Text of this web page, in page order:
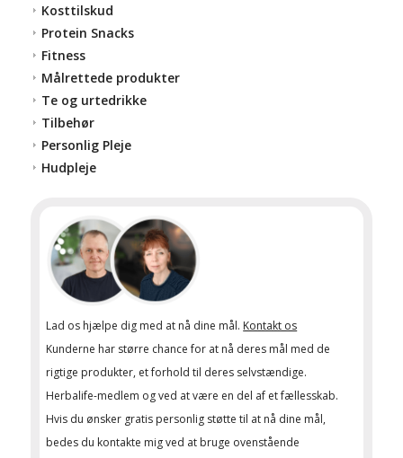
Kosttilskud
Protein Snacks
Fitness
Målrettede produkter
Te og urtedrikke
Tilbehør
Personlig Pleje
Hudpleje
Lad os hjælpe dig med at nå dine mål. Kontakt os
Kunderne har større chance for at nå deres mål med de
rigtige produkter, et forhold til deres selvstændige.
Herbalife-medlem og ved at være en del af et fællesskab.
Hvis du ønsker gratis personlig støtte til at nå dine mål,
bedes du kontakte mig ved at bruge ovenstående